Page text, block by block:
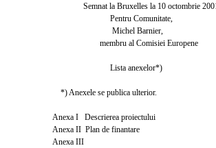
Semnat la Bruxelles la 10 octombrie
Pentru Comunitate,
Michel Barnier,
membru al Comisiei Europene
Lista anexelor*)
*) Anexele se publica ulterior.
Anexa I Descrierea proiectului
Anexa II Plan de finantare
Anexa III